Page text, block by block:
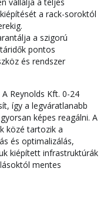
a rack-soroktól
a szigorú
pontos
és rendszer
A Reynolds Kft. 0-24
így a legváratlanabb
képes reagálni. A
közé tartozik a
és optimalizálás,
kiépített infrastruktúrák
mentes